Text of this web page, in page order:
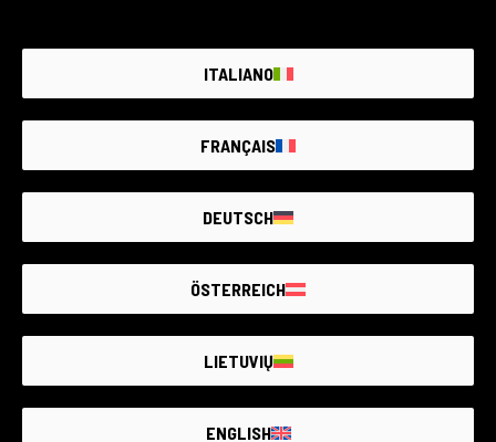
0 produktai 0 produktai
0 produktai 0 produktai
ITALIANO
FRANÇAIS
DEUTSCH
ÖSTERREICH
LIETUVIŲ
ENGLISH